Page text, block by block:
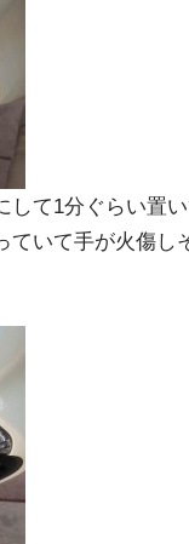
して1分ぐらい置
いて手が火傷し